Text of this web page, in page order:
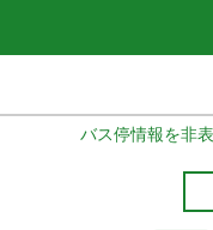
バス停情報を非